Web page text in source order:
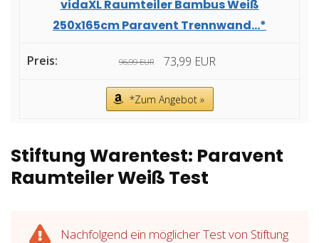
vidaXL Raumteiler Bambus Weiß
250x165cm Paravent Trennwand...*
96,99 EUR 73,99 EUR
*Zum Angebot »
Stiftung Warentest: Paravent
Raumteiler Weiß Test
Nachfolgend ein möglicher Test von Stiftung